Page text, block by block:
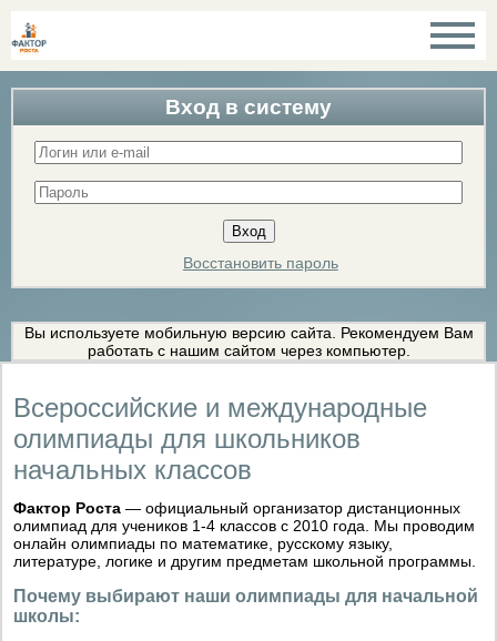
Вход в систему
Восстановить пароль
Вы используете мобильную версию сайта. Рекомендуем Вам
работать с нашим сайтом через компьютер.
Всероссийские и международные
олимпиады для школьников
начальных классов
Фактор Роста — официальный организатор дистанционных
олимпиад для учеников 1-4 классов с 2010 года. Мы проводим
онлайн олимпиады по математике, русскому языку,
литературе, логике и другим предметам школьной программы.
Почему выбирают наши олимпиады для начальной
школы: